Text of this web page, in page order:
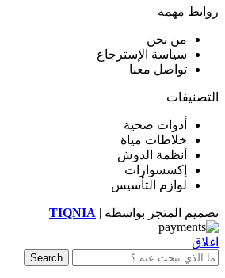
روابط مهمة
من نحن
سياسة الإسترجاع
تواصل معنا
التصنيفات
أدوات صحية
خلاطات مياة
أنظمة الدوش
إكسسوارات
لوازم التأسيس
تصميم المتجر بواسطة | TIQNIA
اغلاق
Search